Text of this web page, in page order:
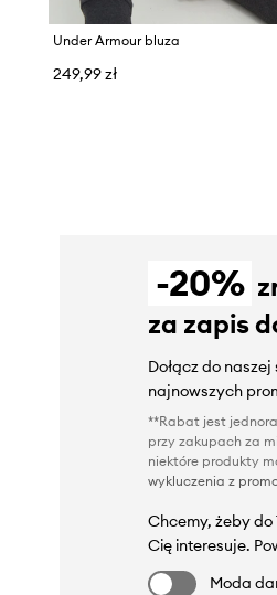
Under Armour bluza
249,99 zł
-20%
za zapis
Dołącz do
najnowszych
**Rabat jest
przy zakupach za
niektóre produkty
wykluczenia z
Chcemy, żeby
Cię interesuje.
Moda